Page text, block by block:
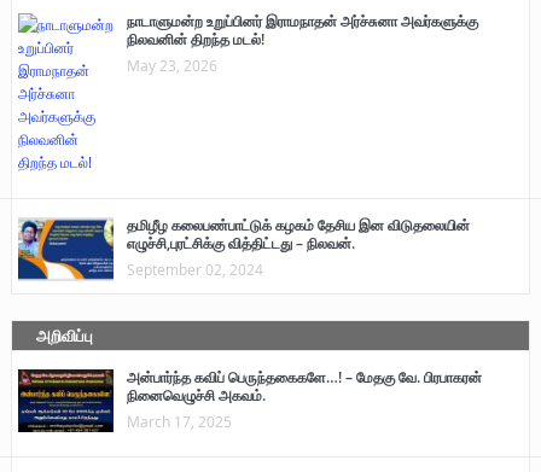
நாடாளுமன்ற உறுப்பினர் இராமநாதன் அர்ச்சுனா அவர்களுக்கு
நிலவனின் திறந்த மடல்!
May 23, 2026
தமிழீழ கலைபண்பாட்டுக் கழகம் தேசிய இன விடுதலையின்
எழுச்சி,புரட்சிக்கு வித்திட்டது – நிலவன்.
September 02, 2024
அறிவிப்பு
அன்பார்ந்த கவிப் பெருந்தகைகளே…! – மேதகு வே. பிரபாகரன்
நினைவெழுச்சி அகவம்.
March 17, 2025